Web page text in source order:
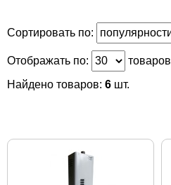
Сортировать по:
Отображать по:
товаров
Найдено товаров: 6 шт.